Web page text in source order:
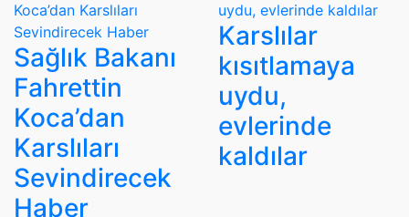
Sağlık Bakanı
Fahrettin
Koca’dan
Karslıları
Sevindirecek
Haber
Karslılar
kısıtlamaya
uydu,
evlerinde
kaldılar